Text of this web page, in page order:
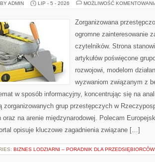
ADMIN LIP - 5 - 2026 MOŻLIWOŚĆ
Zorganizowana
ogromne zainteresowanie
czytelników. Strona
artykułów poświęcone
rozwojowi, modelom
wyzwaniom związanym z
w sposób informacyjny, koncentrując się na
zorganizowanych grup przestępczych w
oraz na arenie międzynarodowej. Polecam
opisuje kluczowe zagadnienia związane […]
BIZNES LODZIARNI – PORADNIK DLA PRZEDSIĘBIORCÓW